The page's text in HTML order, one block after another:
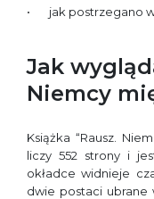
jak postrzegano
Jak
Niemcy
Książka “Rausz.
liczy 552 strony i
okładce widnieje
dwie postaci ubrane